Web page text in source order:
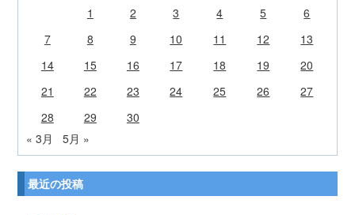
1 2 3 4 5
6
7
8 9 10 11 12
13
14
15 16 17 18 19
20
21
22 23 24 25 26
27
28
29
30
« 3月
5月 »
最近の投稿